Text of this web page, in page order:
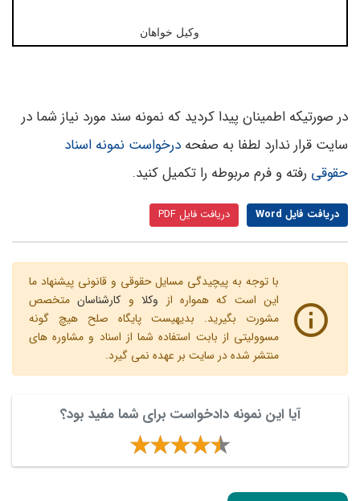
وکیل خواهان
در صورتیکه اطمینان پیدا کردید که نمونه سند مورد نیاز شما در
سایت قرار ندارد لطفا به صفحه درخواست نمونه اسناد
حقوقی رفته و فرم مربوطه را تکمیل کنید.
دریافت فایل Word دریافت فایل PDF
با توجه به پیچیدگی مسایل حقوقی و قانونی پیشنهاد ما
این است که همواره از وکلاو کارشناسانمتخصص
مشورت بگیرید. بدیهیست پایگاه صلح هیچ گونه
مسوولیتی از بابت استفاده شما از اسناد و مشاوره های
منتشر شده در سایت بر عهده نمی گیرد.
آیا این نمونه دادخواست برای شما مفید بود؟